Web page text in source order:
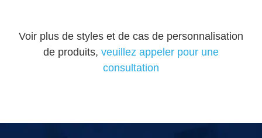
Voir plus de styles et de cas de personnalisation
de produits, veuillez appeler pour une
consultation